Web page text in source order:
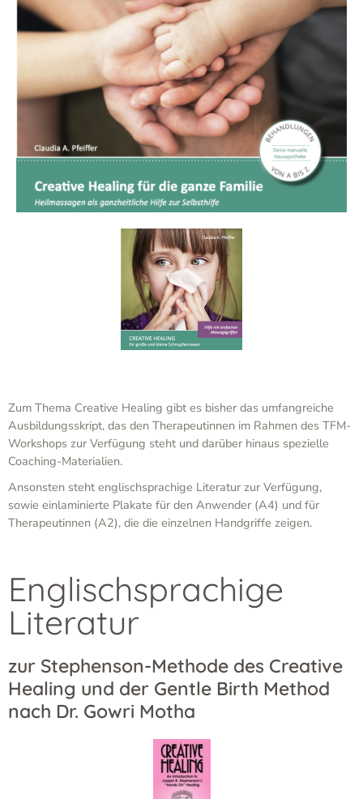
Zum Thema Creative Healing gibt es bisher das umfangreiche
Ausbildungsskript, das den Therapeutinnen im Rahmen des TFM-
Workshops zur Verfügung steht und darüber hinaus spezielle
Coaching-Materialien.
Ansonsten steht englischsprachige Literatur zur Verfügung,
sowie einlaminierte Plakate für den Anwender (A4) und für
Therapeutinnen (A2), die die einzelnen Handgriffe zeigen.
Englischsprachige
Literatur
zur Stephenson-Methode des Creative
Healing und der Gentle Birth Method
nach Dr. Gowri Motha